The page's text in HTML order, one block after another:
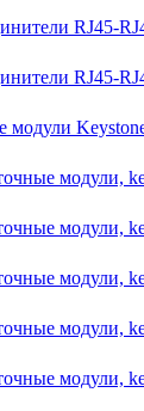
RJ45-
RJ45-
модули
модули,
модули,
модули,
модули,
модули,